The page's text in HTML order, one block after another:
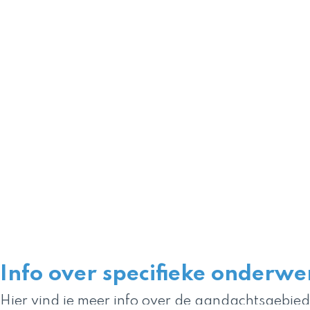
Info over specifieke
Hier vind je meer info over de